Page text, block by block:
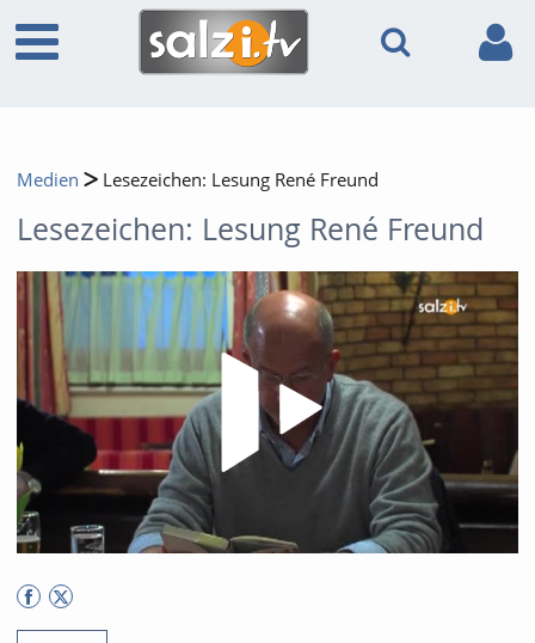
Medien Lesezeichen: Lesung René Freund
Lesezeichen: Lesung René Freund